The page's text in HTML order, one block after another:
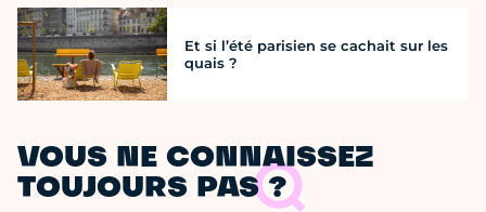
Et si l’été parisien se cachait sur les
quais ?
VOUS NE CONNAISSEZ
TOUJOURS PAS ?